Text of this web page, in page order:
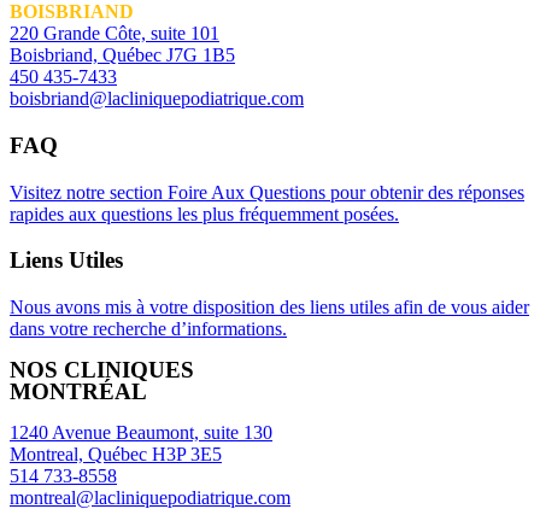
BOISBRIAND
220 Grande Côte, suite 101
Boisbriand, Québec J7G 1B5
450 435-7433
boisbriand@lacliniquepodiatrique.com
FAQ
Visitez notre section Foire Aux Questions pour obtenir des réponses
rapides aux questions les plus fréquemment posées.
Liens Utiles
Nous avons mis à votre disposition des liens utiles afin de vous aider
dans votre recherche d’informations.
NOS CLINIQUES
MONTRÉAL
1240 Avenue Beaumont, suite 130
Montreal, Québec H3P 3E5
514 733-8558
montreal@lacliniquepodiatrique.com